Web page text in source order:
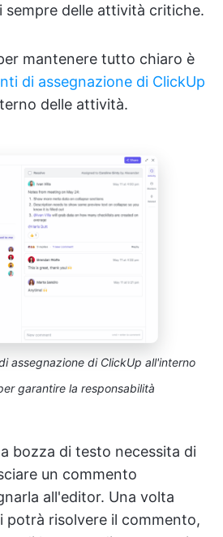
sempre delle attività critiche.
mantenere tutto chiaro è
di assegnazione di ClickUp
delle attività.
assegnazione di ClickUp all'interno
garantire la responsabilità
bozza di testo necessita di
un commento
all'editor. Una volta
potrà risolvere il commento,